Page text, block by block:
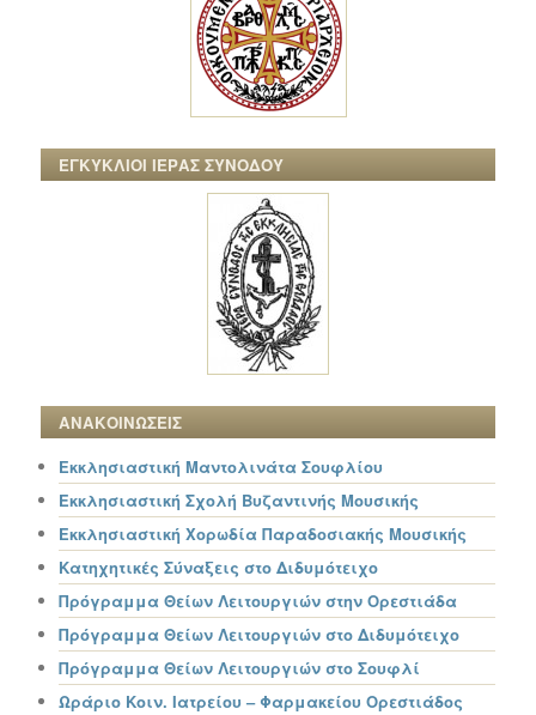
ΕΓΚΥΚΛΙΟΙ ΙΕΡΑΣ ΣΥΝΟΔΟΥ
ΑΝΑΚΟΙΝΩΣΕΙΣ
Εκκλησιαστική Μαντολινάτα Σουφλίου
Εκκλησιαστική Σχολή Βυζαντινής Μουσικής
Εκκλησιαστική Χορωδία Παραδοσιακής Μουσικής
Κατηχητικές Σύναξεις στο Διδυμότειχο
Πρόγραμμα Θείων Λειτουργιών στην Ορεστιάδα
Πρόγραμμα Θείων Λειτουργιών στο Διδυμότειχο
Πρόγραμμα Θείων Λειτουργιών στο Σουφλί
Ωράριο Κοιν. Ιατρείου – Φαρμακείου Ορεστιάδος